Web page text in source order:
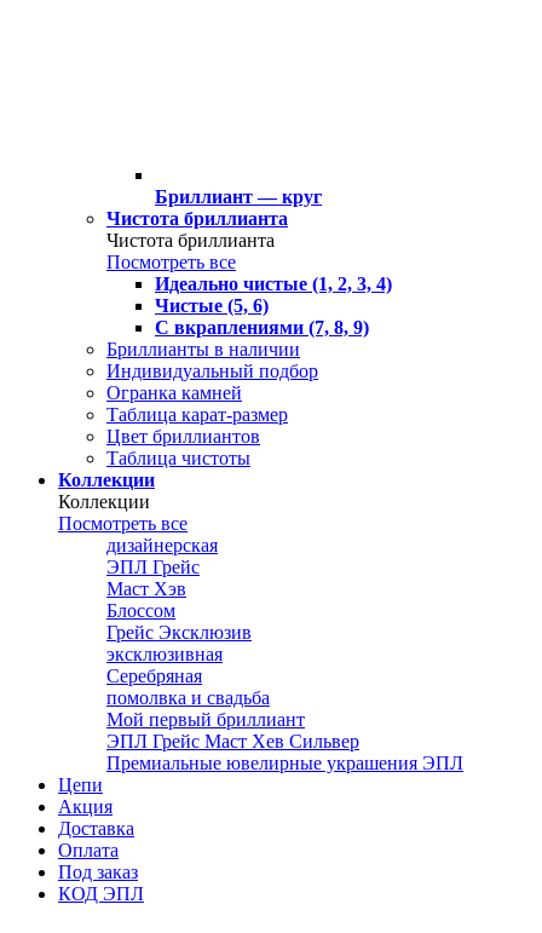
Бриллиант — круг
Чистота бриллианта
Чистота бриллианта
Посмотреть все
Идеально чистые (1, 2, 3, 4)
Чистые (5, 6)
С вкраплениями (7, 8, 9)
Бриллианты в наличии
Индивидуальный подбор
Огранка камней
Таблица карат-размер
Цвет бриллиантов
Таблица чистоты
Коллекции
Коллекции
Посмотреть все
дизайнерская
ЭПЛ Грейс
Маст Хэв
Блоссом
Грейс Эксклюзив
эксклюзивная
Серебряная
помолвка и свадьба
Мой первый бриллиант
ЭПЛ Грейс Маст Хев Сильвер
Премиальные ювелирные украшения ЭПЛ
Цепи
Акция
Доставка
Оплата
Под заказ
КОД ЭПЛ